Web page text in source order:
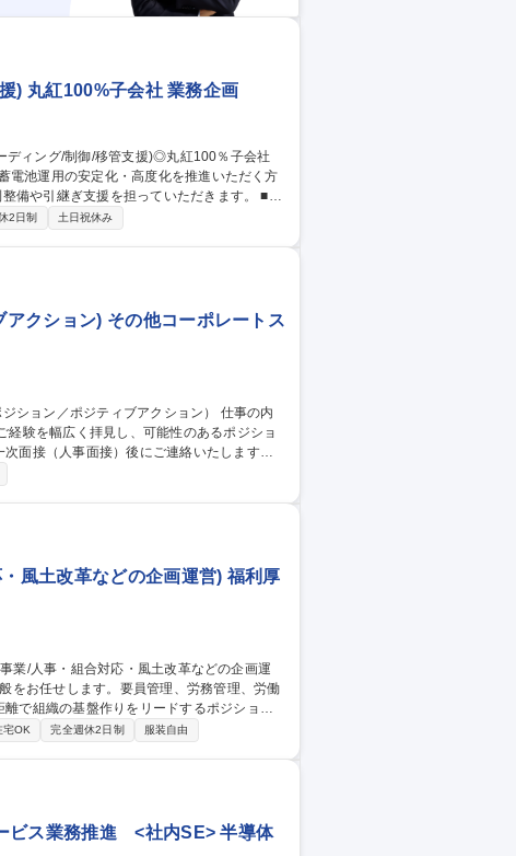
) 丸紅100%子会社 業務企画
電池運用の安定化・高度化を推進いただく方
や引継ぎ支援を担っていただきます。 ■電
最適化・蓄電池のリアルタイム制御指令・監
2日制 土日祝休み
クション) その他コーポレートス
験を幅広く拝見し、可能性のあるポジショ
面接（人事面接）後にご連絡いたします
■短時間勤務制度（育児・介護） ■テレワー
風土改革などの企画運営) 福利厚
で組織の基盤作りをリードするポジション
る環境です。 募集職種 【D50
営）
宅OK 完全週休2日制 服装自由
ビス業務推進 <社内SE> 半導体